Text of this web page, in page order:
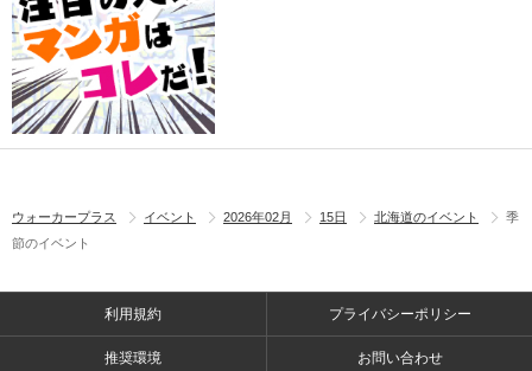
ウォーカープラス イベント 2026年02月 15日 北海道のイベント
季
節のイベント
利用規約 プライバシーポリシー
推奨環境 お問い合わせ